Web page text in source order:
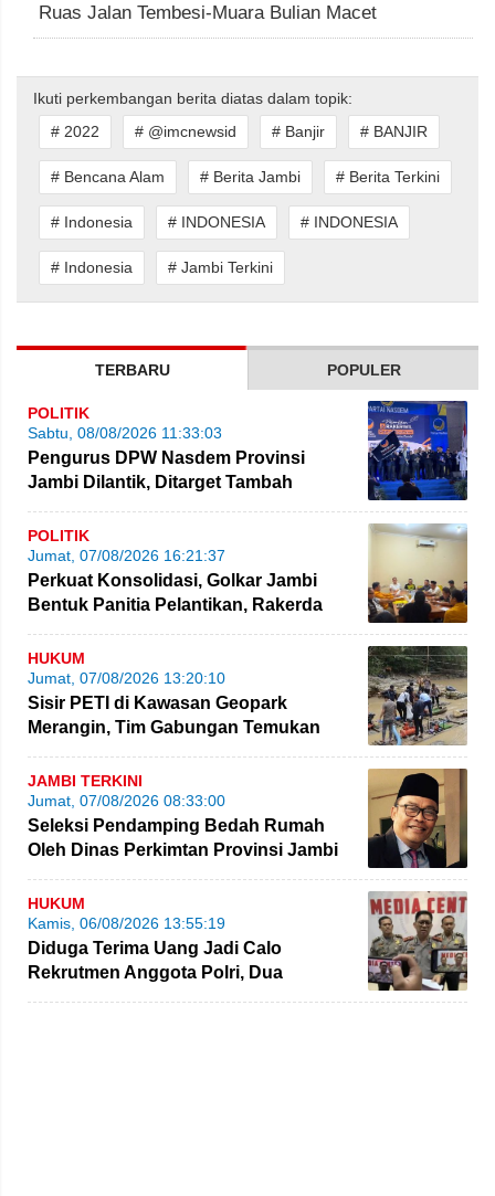
Ruas Jalan Tembesi-Muara Bulian Macet
Ikuti perkembangan berita diatas dalam topik:
# 2022
# @imcnewsid # Banjir # BANJIR
# Bencana Alam # Berita Jambi # Berita Terkini
# Indonesia # INDONESIA # INDONESIA
# Indonesia # Jambi Terkini
TERBARU POPULER
POLITIK
Sabtu, 08/08/2026 11:33:03
Pengurus DPW Nasdem Provinsi
Jambi Dilantik, Ditarget Tambah
POLITIK
Jumat, 07/08/2026 16:21:37
Perkuat Konsolidasi, Golkar Jambi
Bentuk Panitia Pelantikan, Rakerda
HUKUM
Jumat, 07/08/2026 13:20:10
Sisir PETI di Kawasan Geopark
Merangin, Tim Gabungan Temukan
JAMBI TERKINI
Jumat, 07/08/2026 08:33:00
Seleksi Pendamping Bedah Rumah
Oleh Dinas Perkimtan Provinsi Jambi
HUKUM
Kamis, 06/08/2026 13:55:19
Diduga Terima Uang Jadi Calo
Rekrutmen Anggota Polri, Dua